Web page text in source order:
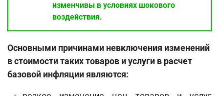
изменчивы в условиях шокового
воздействия.
Основными причинами невключения изменений
в стоимости таких товаров и услуги в расчет
базовой инфляции являются: